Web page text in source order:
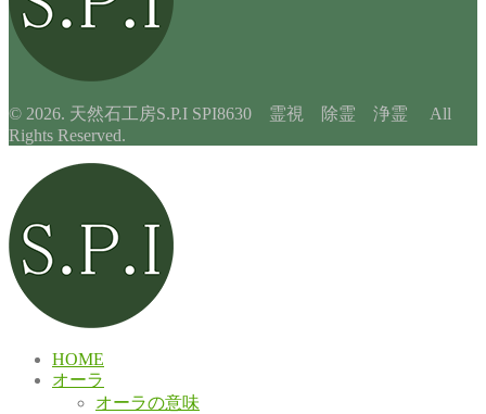
© 2026. 天然石工房S.P.I SPI8630 霊視 除霊 浄霊 All
Rights Reserved.
HOME
オーラ
オーラの意味